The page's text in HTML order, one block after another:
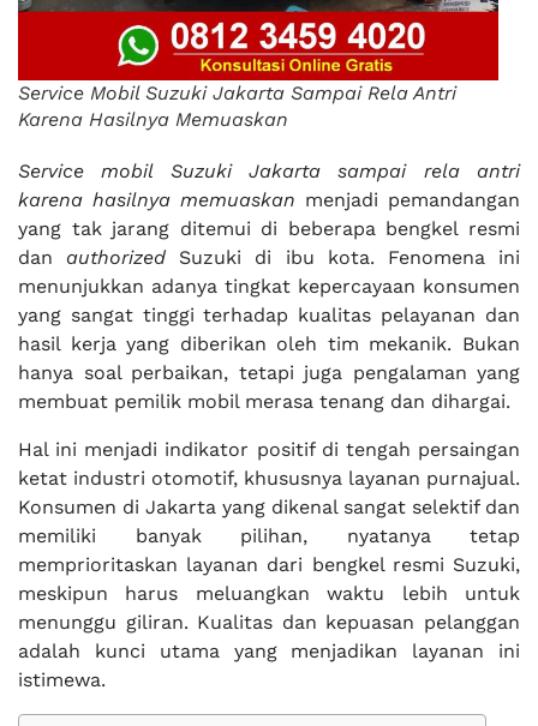
Service Mobil Suzuki Jakarta Sampai Rela Antri
Karena Hasilnya Memuaskan
Service mobil Suzuki Jakarta sampai rela antri
karena hasilnya memuaskan menjadi pemandangan
yang tak jarang ditemui di beberapa bengkel resmi
dan authorized Suzuki di ibu kota. Fenomena ini
menunjukkan adanya tingkat kepercayaan konsumen
yang sangat tinggi terhadap kualitas pelayanan dan
hasil kerja yang diberikan oleh tim mekanik. Bukan
hanya soal perbaikan, tetapi juga pengalaman yang
membuat pemilik mobil merasa tenang dan dihargai.
Hal ini menjadi indikator positif di tengah persaingan
ketat industri otomotif, khususnya layanan purnajual.
Konsumen di Jakarta yang dikenal sangat selektif dan
memiliki banyak pilihan, nyatanya tetap
memprioritaskan layanan dari bengkel resmi Suzuki,
meskipun harus meluangkan waktu lebih untuk
menunggu giliran. Kualitas dan kepuasan pelanggan
adalah kunci utama yang menjadikan layanan ini
istimewa.